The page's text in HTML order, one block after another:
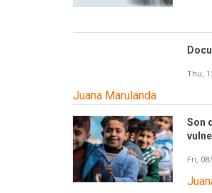
Thu,
Juana Marulanda
Son
Fri,